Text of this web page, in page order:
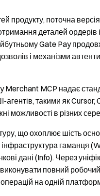
продукту, поточна
деталей ордерів
Gate Pay
і механізми
Merchant MCP надає
такими як Cursor,
можливості в різних
що охоплює шість
гаманця
дані (Info). Через
повний
на одній